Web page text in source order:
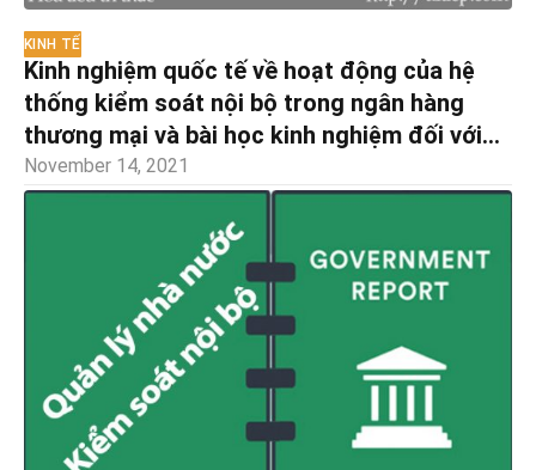
KINH TẾ
Kinh nghiệm quốc tế về hoạt động của hệ
thống kiểm soát nội bộ trong ngân hàng
thương mại và bài học kinh nghiệm đối với
Việt Nam
November 14, 2021